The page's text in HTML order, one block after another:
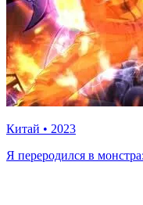
Китай • 2023
Я переродился в